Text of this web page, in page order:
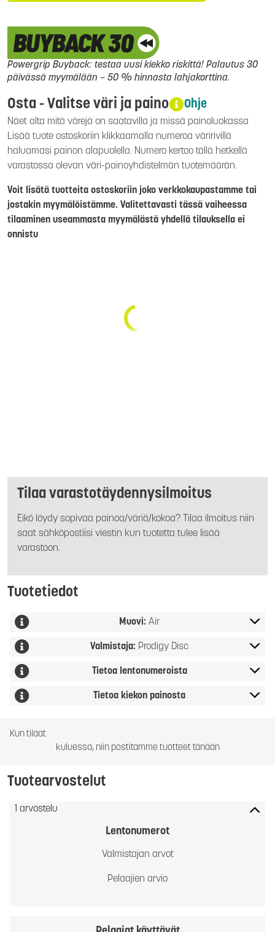
Powergrip Buyback: testaa uusi kiekko riskittä! Palautus 30
päivässä myymälään – 50 % hinnasta lahjakorttina.
Osta - Valitse väri ja paino Ohje
Näet alta mitä värejä on saatavilla ja missä painoluokassa
Lisää tuote ostoskoriin klikkaamalla numeroa väririvillä
haluamasi painon alapuolella. Numero kertoo tällä hetkellä
varastossa olevan väri-painoyhdistelmän tuotemäärän.
Voit lisätä tuotteita ostoskoriin joko verkkokaupastamme tai
jostakin myymälöistämme. Valitettavasti tässä vaiheessa
tilaaminen useammasta myymälästä yhdellä tilauksella ei
onnistu
Tilaa varastotäydennysilmoitus
Eikö löydy sopivaa painoa/väriä/kokoa? Tilaa ilmoitus niin
saat sähköpostiisi viestin kun tuotetta tulee lisää
varastoon.
Tuotetiedot
Muovi: Air
Valmistaja: Prodigy Disc
Tietoa lentonumeroista
Tietoa kiekon painosta
Kun tilaat
kuluessa, niin postitamme tuotteet tänään
Tuotearvostelut
1 arvostelu
Lentonumerot
Valmistajan arvot
Pelaajien arvio